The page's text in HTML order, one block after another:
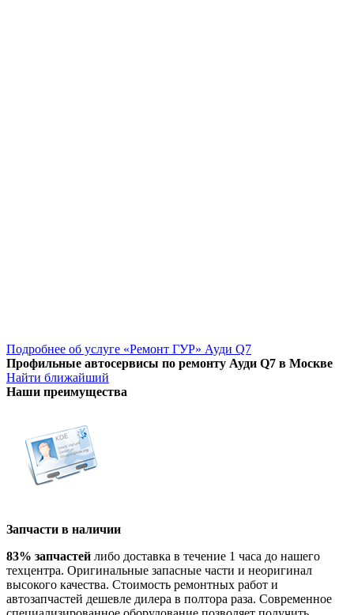
Подробнее об услуге «Ремонт ГУР» Ауди Q7
Профильные автосервисы по ремонту Ауди Q7 в Москве
Найти ближайший
Наши преимущества
Запчасти в наличии
83% запчастей либо доставка в течение 1 часа до нашего
техцентра. Оригинальные запасные части и неоригинал
высокого качества. Стоимость ремонтных работ и
автозапчастей дешевле дилера в полтора раза. Современное